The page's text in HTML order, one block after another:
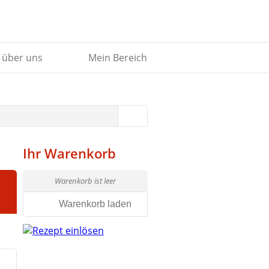
uns Mein Bereich
Ihr Warenkorb
Warenkorb ist leer
Warenkorb laden